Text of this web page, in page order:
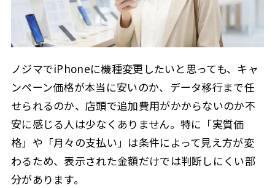
ノジマでiPhoneに機種変更したいと思っても、キャ
ンペーン価格が本当に安いのか、データ移行まで任
せられるのか、店頭で追加費用がかからないのか不
安に感じる人は少なくありません。特に「実質価
格」や「月々の支払い」は条件によって見え方が変
わるため、表示された金額だけでは判断しにくい部
分があります。
2.6
ノジマでiPhoneを機種変更する前に確認したいこと
2.6.1 買う前に見るポイントは総額と条件
2.7
ノジマ iPhone機種 変更キャンペーンまとめ
2.7.1
キャンペーンは総額と条件で判断する
3 この記事を書いた人